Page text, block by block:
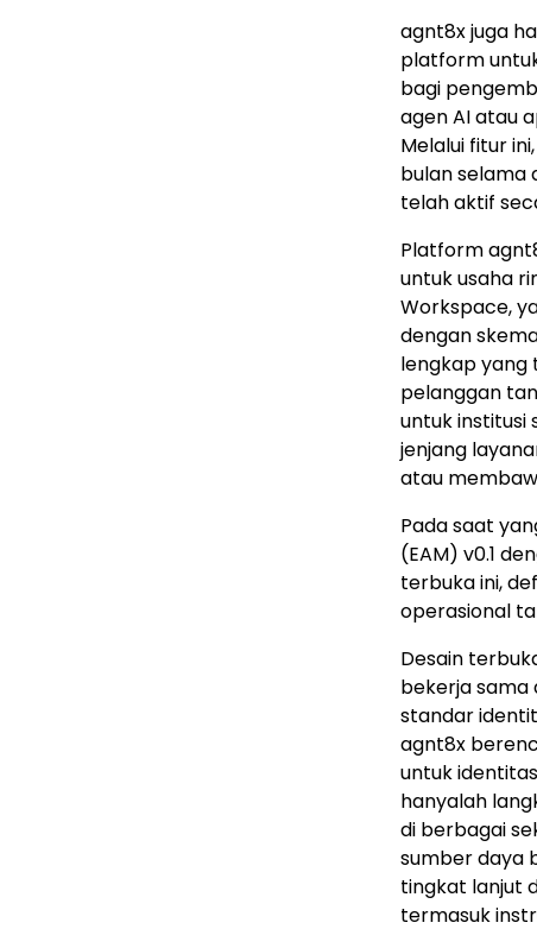
agnt8x juga
platform
bagi
agen AI atau
Melalui fitur
bulan selama
telah aktif
Platform
untuk usaha
Workspace,
dengan
lengkap yang
pelanggan
untuk institusi
jenjang
atau
Pada saat
(EAM) v0.1
terbuka ini,
operasional
Desain
bekerja
standar
agnt8x
untuk
hanyalah
di berbagai
sumber daya
tingkat lanjut
termasuk